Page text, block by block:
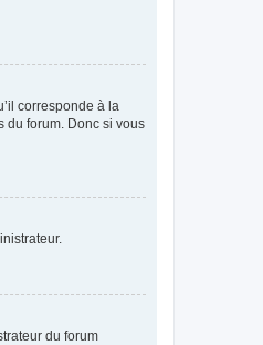
corresponde à la
du forum. Donc si vous
du forum